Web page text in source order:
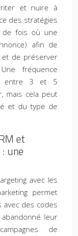
et nuire à
des stratégies
de fois où une
afin de
et de préserver
fréquence
entre 3 et 5
mais cela peut
et du type de
et
une
avec les
permet
avec des codes
leur
de